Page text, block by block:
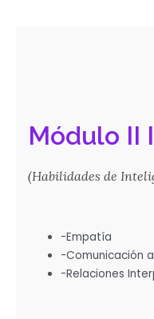
Módulo II
(Habilidades de
-Empatía
-Comunicación
-Relaciones